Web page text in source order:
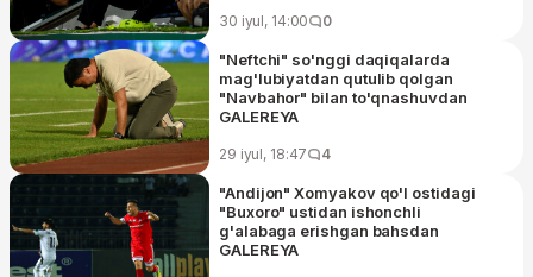
30 iyul, 14:00 0
"Neftchi" so'nggi daqiqalarda
mag'lubiyatdan qutulib qolgan
"Navbahor" bilan to'qnashuvdan
GALEREYA
29 iyul, 18:47 4
"Andijon" Xomyakov qo'l ostidagi
"Buxoro" ustidan ishonchli
g'alabaga erishgan bahsdan
GALEREYA